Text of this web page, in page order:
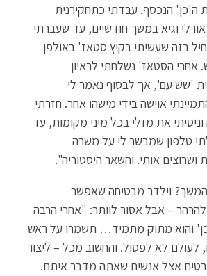
ה'כן' הנכסף. עבדתי כתחקירנית
וגיא במשך חודשיים, עד שעברתי
זה התחיל בזה שעשיתי בקיץ סטאז' באולפן
אחרי הסטאז' נשלחתי לראיון
'שש עם', אך לבסוף נאמר לי
אוישה בידי מישהו אחר. חזרתי
את מזלי בכל מיני מקומות, עד
טלפון שמבשר לי על משרה
אותי. והשאר היסטוריה".
וילדר מבטיחה שאפשר
– אבל אסור לוותר: "אחרי הרבה
והוא מתוק מתמיד… תשמרו על ראש
לעולם לא לפסול. והחשוב מכל – ליצור
אצל אנשים שאתה מדבר איתם.